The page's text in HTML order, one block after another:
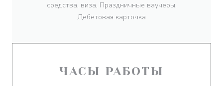
средства, виза, Праздничные ваучеры,
Дебетовая карточка
ЧАСЫ РАБОТЫ